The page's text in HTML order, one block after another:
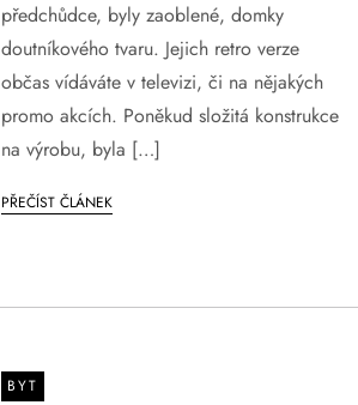
předchůdce, byly zaoblené, domky
doutníkového tvaru. Jejich retro verze
občas vídáváte v televizi, či na nějakých
promo akcích. Poněkud složitá konstrukce
na výrobu, byla […]
PŘEČÍST ČLÁNEK
BYT